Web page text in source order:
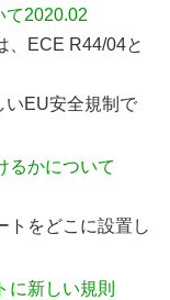
2020.02
、ECE R44/04と
いEU安全規制で
るかについて
トをどこに設置し
に新しい規則